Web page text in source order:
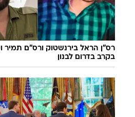
שיחת חוץ
פניית פרסה
חדשות המדע
פוסט פוליטי
המוביל הדרומי
חשאי בחמישי
נוהל שכן
עת חפירה
ט"ו בשבט
פורים
פסח
ל"ג בעומר
שבועות
צום י"ז בתמוז
ט' באב
רס"ן הראל בירנשטוק ורס"ם תמיר
בקרב בדרום לבנון